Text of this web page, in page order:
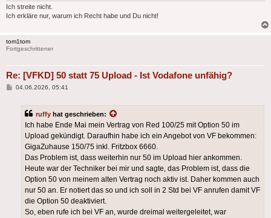
Ich streite nicht.
Ich erkläre nur, warum ich Recht habe und Du nicht!
tom1tom
Fortgeschrittener
Re: [VFKD] 50 statt 75 Upload - Ist Vodafone unfähig?
Beitrag
04.06.2026, 05:41
ruffy hat geschrieben:
Ich habe Ende Mai mein Vertrag von Red 100/25 mit Option 50 im
Upload gekündigt. Daraufhin habe ich ein Angebot von VF bekommen:
GigaZuhause 150/75 inkl. Fritzbox 6660.
Das Problem ist, dass weiterhin nur 50 im Upload hier ankommen.
Heute war der Techniker bei mir und sagte, das Problem ist, dass die
Option 50 von meinem alten Vertrag noch aktiv ist. Daher kommen auch
nur 50 an. Er notiert das so und ich soll in 2 Std bei VF anrufen damit VF
die Option 50 deaktiviert.
So, eben rufe ich bei VF an, wurde dreimal weitergeleitet, war